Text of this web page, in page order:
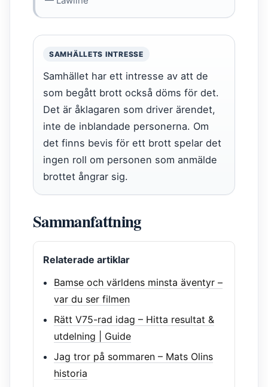
SAMHÄLLETS INTRESSE
Samhället har ett intresse av att de
som begått brott också döms för det.
Det är åklagaren som driver ärendet,
inte de inblandade personerna. Om
det finns bevis för ett brott spelar det
ingen roll om personen som anmälde
brottet ångrar sig.
Sammanfattning
Relaterade artiklar
Bamse och världens minsta äventyr –
var du ser filmen
Rätt V75-rad idag – Hitta resultat &
utdelning | Guide
Jag tror på sommaren – Mats Olins
historia